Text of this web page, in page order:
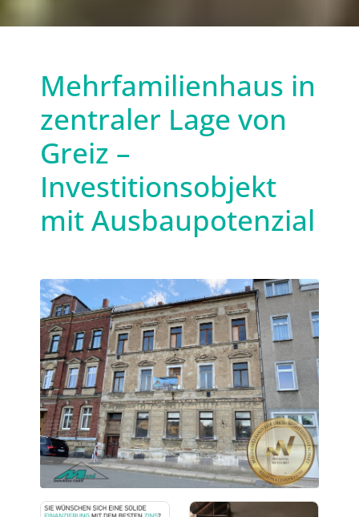
Mehrfamilienhaus in
zentraler Lage von
Greiz –
Investitionsobjekt
mit Ausbaupotenzial